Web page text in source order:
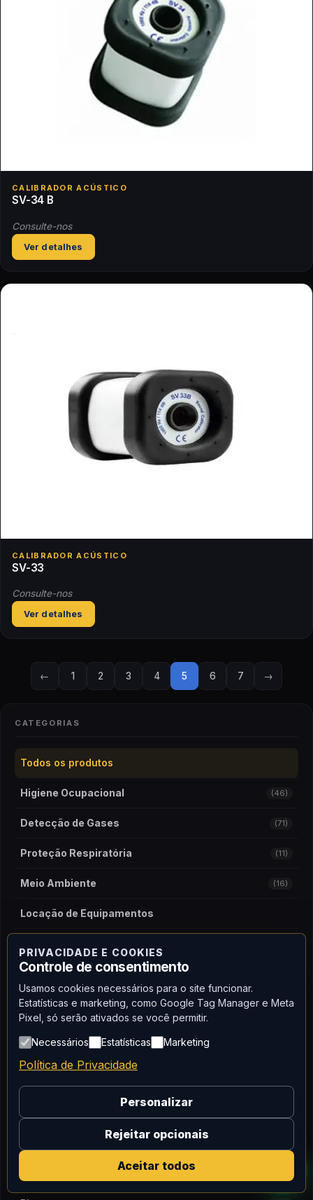
CATEGORIAS
Todos os produtos
Higiene Ocupacional (46)
Detecção de Gases (71)
Proteção Respiratória (11)
Meio Ambiente (16)
Locação de Equipamentos
Treinamentos
MARCAS
Honeywell
TSI
Svantek
CALIBRADOR ACÚSTICO
SV-34 B
Consulte-nos
Ver detalhes
CALIBRADOR ACÚSTICO
SV-33
Consulte-nos
Ver detalhes
← 1 2 3 4 5 6 7 →
PRIVACIDADE E COOKIES
Controle de consentimento
Usamos cookies necessários para o site funcionar.
Estatísticas e marketing, como Google Tag Manager e Meta
Pixel, só serão ativados se você permitir.
Necessários Estatísticas Marketing
Política de Privacidade
Personalizar
Rejeitar opcionais
Aceitar todos